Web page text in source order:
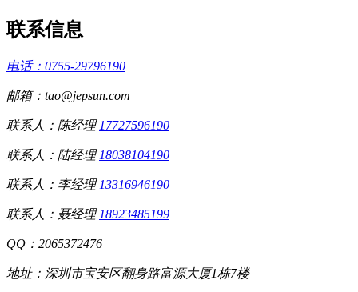
联系信息
电话：0755-29796190
邮箱：tao@jepsun.com
联系人：陈经理 17727596190
联系人：陆经理 18038104190
联系人：李经理 13316946190
联系人：聂经理 18923485199
QQ：2065372476
地址：深圳市宝安区翻身路富源大厦1栋7楼